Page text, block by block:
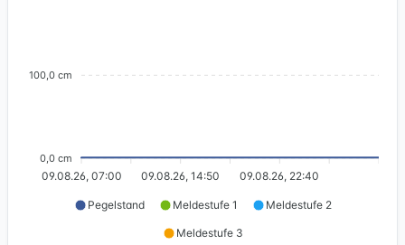
100,0 cm
0,0 cm
09.08.26, 07:00 09.08.26, 14:50 09.08.26, 22:40
Pegelstand Meldestufe 1 Meldestufe 2
Meldestufe 3